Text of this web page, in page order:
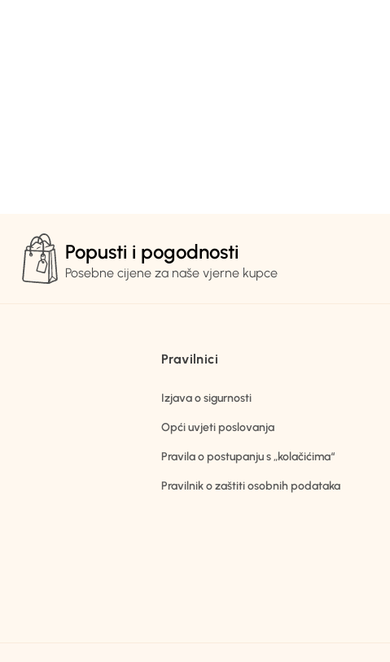
Popusti i pogodnosti
Posebne cijene za naše vjerne kupce
Pravilnici
Izjava o sigurnosti
Opći uvjeti poslovanja
Pravila o postupanju s „kolačićima“
Pravilnik o zaštiti osobnih podataka